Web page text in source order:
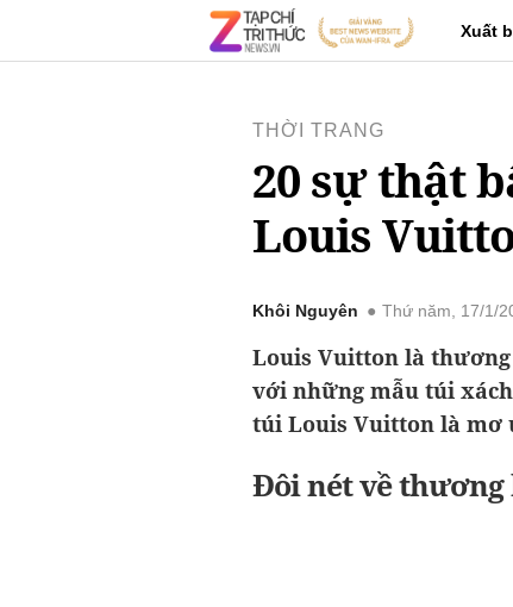
Xuất
THỜI TRANG
20 sự thật
Louis
Khôi Nguyên Thứ năm, 17/1/
Louis Vuitton là
với những mẫu túi
túi Louis Vuitton là mơ
Đôi nét về